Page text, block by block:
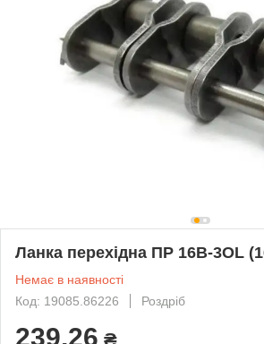
Ланка перехідна ПР 16B-3OL
Немає в наявності
Код: 19085.86226
Роздріб
239,26